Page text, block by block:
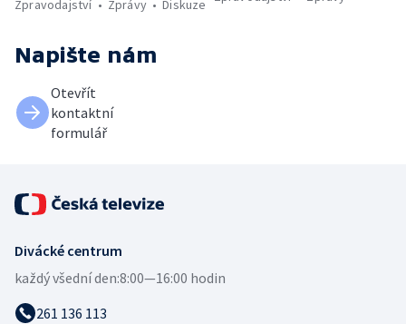
Zpravodajství
Zprávy Diskuze
Napište nám
Otevřít
kontaktní
formulář
Divácké centrum
každý všední den:8:00—16:00 hodin
261 136 113